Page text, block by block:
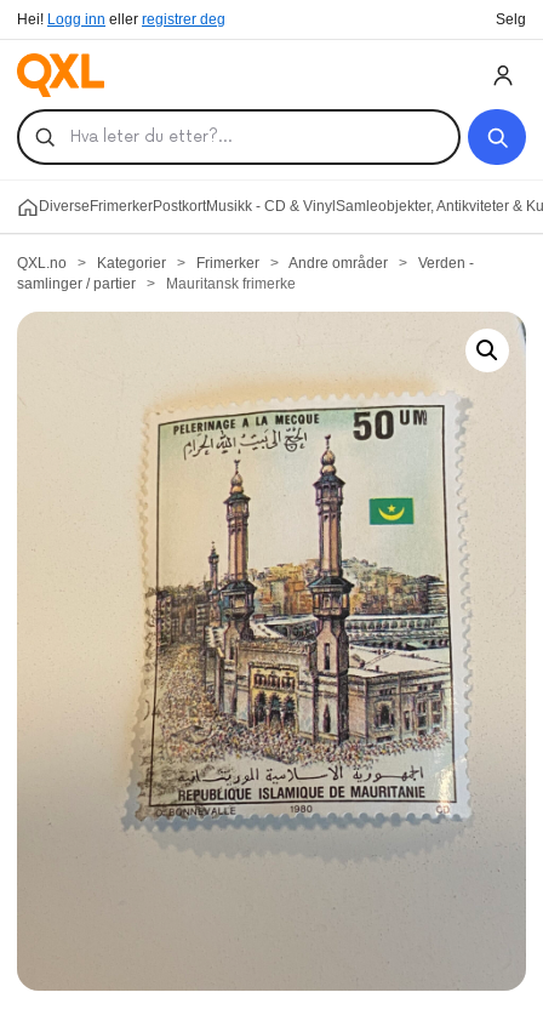
Hei! Logg inn eller registrer deg Selg
Diverse FrimerkerPostkortMusikk - CD & Vinyl Samleobjekter, Antikviteter &
QXL.no > Kategorier > Frimerker > Andre områder >
Verden -
samlinger / partier
> Mauritansk frimerke